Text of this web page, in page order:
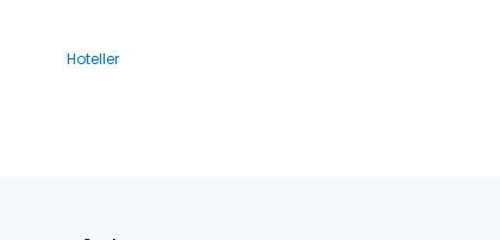
Hoteller